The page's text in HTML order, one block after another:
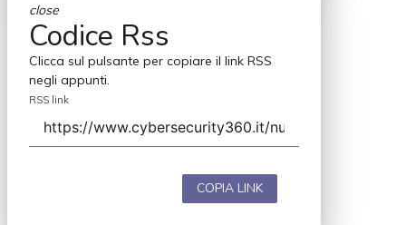
close
Codice Rss
Clicca sul pulsante per copiare il link RSS
negli appunti.
RSS link
COPIA LINK